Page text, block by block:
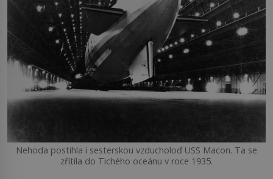
Nehoda postihla i sesterskou vzducholoď USS Macon. Ta se
zřítila do Tichého oceánu v roce 1935.